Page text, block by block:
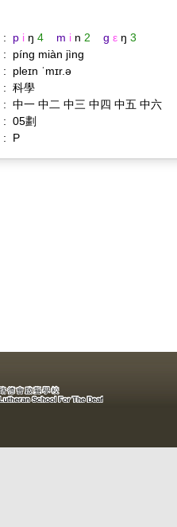
: p i ŋ 4 m i n 2 g ε ŋ 3
:
píng miàn jìng
:
pleɪn ˈmɪr.ə
: 科學
: 中一 中二 中三 中四 中五 中六
: 05劃
: P